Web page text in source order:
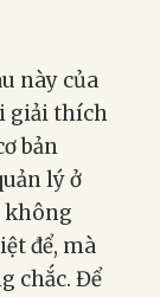
này của
giải thích
bản
lý ở
không
để, mà
chắc. Để